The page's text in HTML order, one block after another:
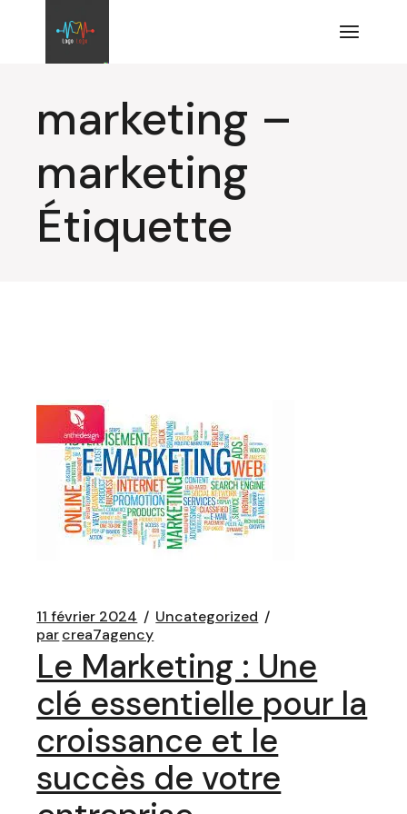
contenu
marketing –
marketing
Étiquette
11 février 2024
Uncategorized
parcrea7agency
Le Marketing : Une
clé essentielle pour la
croissance et le
succès de votre